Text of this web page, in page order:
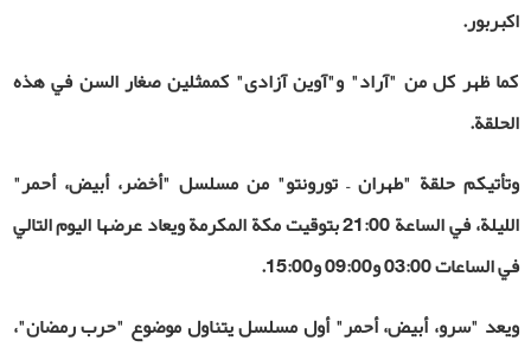
اکبربور.
كما ظهر كل من "آراد" و"آوین آزادی" كممثلين صغار السن في هذه
الحلقة.
وتأتيكم حلقة "طهران – تورونتو" من مسلسل "أخضر، أبيض، أحمر"
الليلة، في الساعة 21:00 بتوقيت مكة المكرمة ويعاد عرضها اليوم التالي
في الساعات 03:00 و09:00 و15:00
.
ويعد "سرو، أبيض، أحمر" أول مسلسل يتناول موضوع "حرب رمضان"،